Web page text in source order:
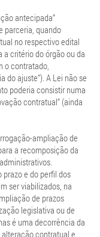
antecipada”
parceria, quando
no respectivo edital
critério do órgão ou da
o contratado,
do ajuste”). A Lei não se
poderia consistir numa
contratual” (ainda
ampliação de
a recomposição da
e do perfil dos
ser viabilizados, na
de prazos
legislativa ou de
é uma decorrência da
contratual e